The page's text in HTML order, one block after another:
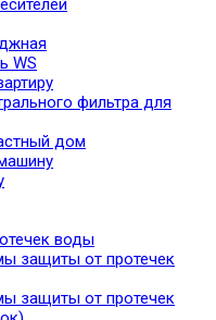
WS
фильтра для
дом
воды
защиты от протечек
защиты от протечек